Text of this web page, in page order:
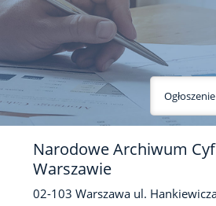
Narodowe Archiwum
Warszawie
02-103 Warszawa ul.